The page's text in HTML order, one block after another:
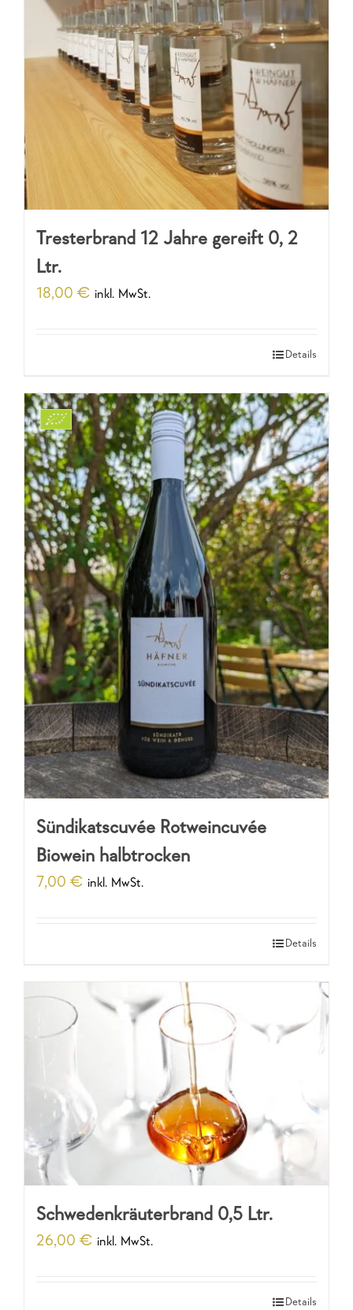
Tresterbrand 12 Jahre gereift 0, 2
Ltr.
18,00 € inkl. MwSt.
Details
Sündikatscuvée Rotweincuvée
Biowein halbtrocken
7,00 € inkl. MwSt.
Details
Schwedenkräuterbrand 0,5 Ltr.
26,00 € inkl. MwSt.
Details